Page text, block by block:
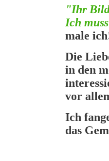
"Ihr
Ich
male
Die
in den
vor
Ich
das